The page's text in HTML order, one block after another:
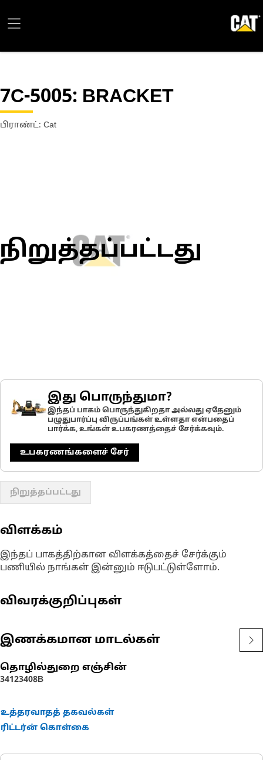
7C-5005: BRACKET
பிராண்ட்: Cat
நிறுத்தப்பட்டது
இது பொருந்துமா?
இந்தப் பாகம் பொருந்துகிறதா அல்லது ஏதேனும்
பழுதுபார்ப்பு விருப்பங்கள் உள்ளதா என்பதைப்
பார்க்க, உங்கள் உபகரணத்தைச் சேர்க்கவும்.
உபகரணங்களைச் சேர்
நிறுத்தப்பட்டது
விளக்கம்
இந்தப் பாகத்திற்கான விளக்கத்தைச் சேர்க்கும்
பணியில் நாங்கள் இன்னும் ஈடுபட்டுள்ளோம்.
விவரக்குறிப்புகள்
இணக்கமான மாடல்கள்
தொழில்துறை எஞ்சின்
34123408B
உத்தரவாதத் தகவல்கள்
ரிட்டர்ன் கொள்கை